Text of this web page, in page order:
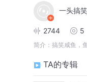
一头搞
2744 5
简介： 搞笑咸鱼，
TA的专辑